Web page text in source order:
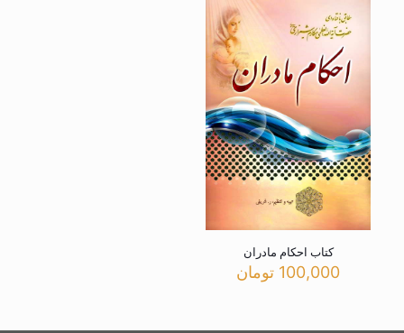
کتاب احکام مادران
100,000 تومان